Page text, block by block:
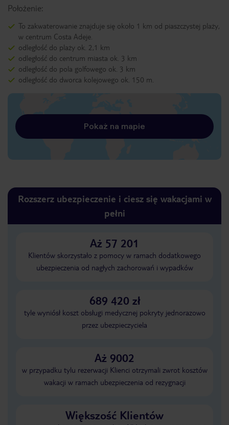
Położenie:
To zakwaterowanie znajduje się około 1 km od piaszczystej plaży,
w centrum Costa Adeje.
odległość do plaży ok. 2,1 km
odległość do centrum miasta ok. 3 km
odległość do pola golfowego ok. 3 km
odległość do dworca kolejowego ok. 150 m.
Pokaż na mapie
Rozszerz ubezpieczenie i ciesz się wakacjami w
pełni
Aż 57 201
Klientów skorzystało z pomocy w ramach dodatkowego
ubezpieczenia od nagłych zachorowań i wypadków
689 420 zł
tyle wyniósł koszt obsługi medycznej pokryty jednorazowo
przez ubezpieczyciela
Aż 9002
w przypadku tylu rezerwacji Klienci otrzymali zwrot kosztów
wakacji w ramach ubezpieczenia od rezygnacji
Większość Klientów